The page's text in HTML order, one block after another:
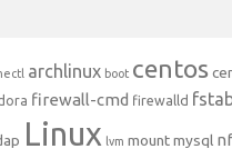
archlinux boot centos
firewall-cmd firewalld
Linux lvm mountmysql